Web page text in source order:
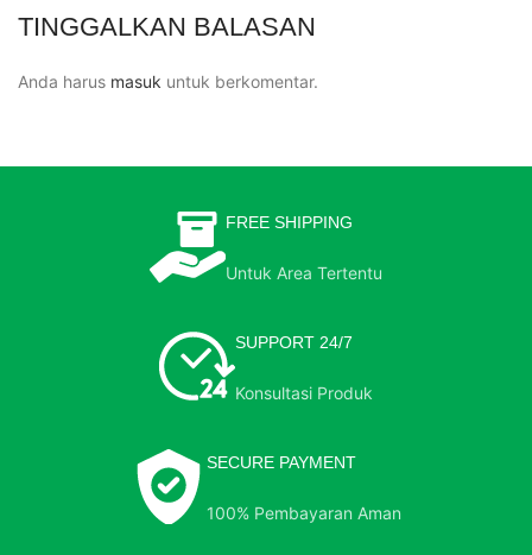
TINGGALKAN BALASAN
Anda harus masuk untuk berkomentar.
FREE SHIPPING
Untuk Area Tertentu
SUPPORT 24/7
Konsultasi Produk
SECURE PAYMENT
100% Pembayaran Aman